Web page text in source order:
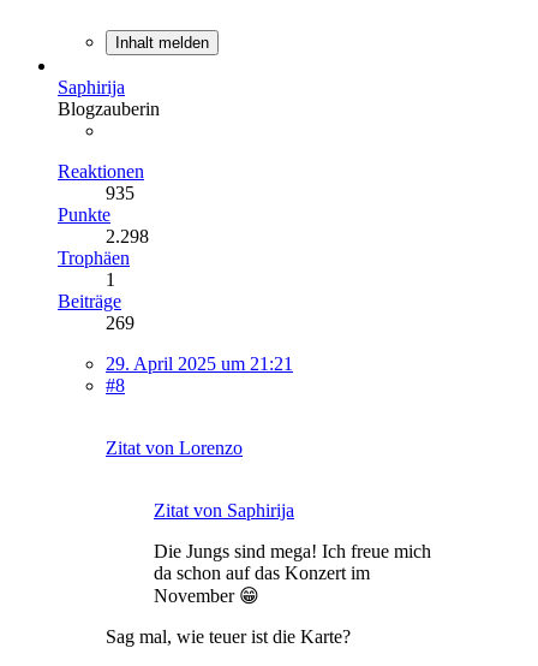
Inhalt melden
Saphirija
Blogzauberin
Reaktionen
935
Punkte
2.298
Trophäen
1
Beiträge
269
29. April 2025 um 21:21
#8
Zitat von Lorenzo
Zitat von Saphirija
Die Jungs sind mega! Ich freue mich
da schon auf das Konzert im
November 😁
Sag mal, wie teuer ist die Karte?